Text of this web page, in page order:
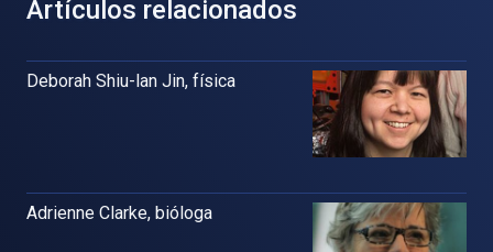
Artículos relacionados
Deborah Shiu-lan Jin, física
Adrienne Clarke, bióloga